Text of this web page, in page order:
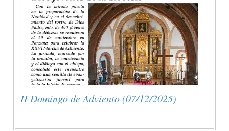
II Domingo de Adviento (07/12/2025)